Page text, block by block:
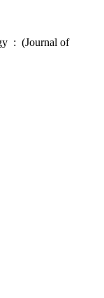
: (Journal of